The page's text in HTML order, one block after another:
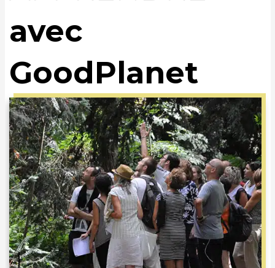
avec
GoodPlanet